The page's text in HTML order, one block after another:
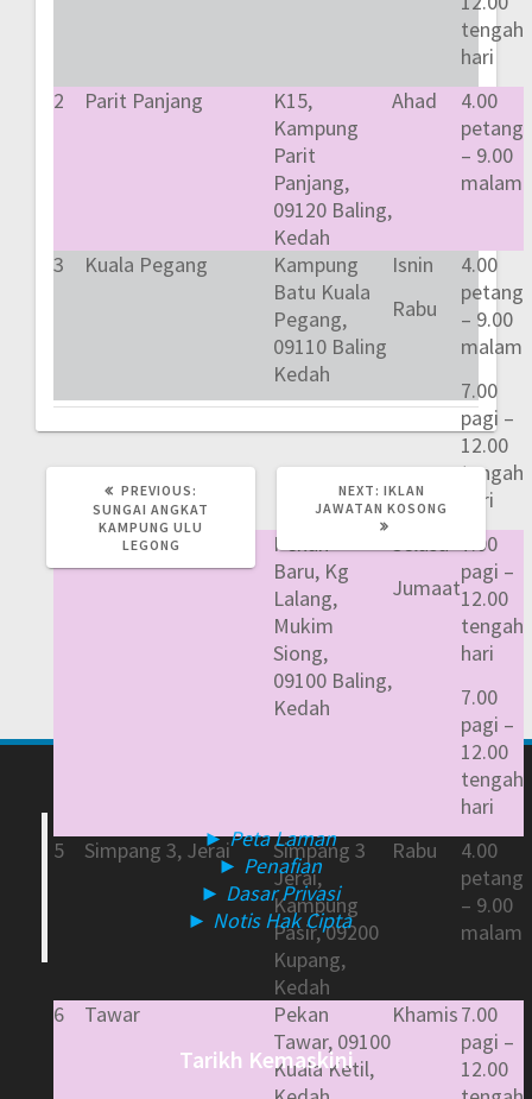
tengah
hari
2
Parit Panjang
K15,
Kampung
Parit
Panjang,
09120 Baling,
Kedah
Ahad
4.00
petang
– 9.00
malam
3 Kuala Pegang
Kampung
Batu Kuala
Pegang,
09110 Baling
Kedah
Isnin
Rabu
4.00
petang
– 9.00
malam
7.00
pagi –
12.00
tengah
hari
Kampung Lalang
Pekan
Baru, Kg
Lalang,
Mukim
Siong,
09100 Baling,
Kedah
Selasa
Jumaat
7.00
pagi –
12.00
tengah
hari
7.00
pagi –
12.00
tengah
hari
5
Simpang 3, Jerai
Simpang 3
Jerai,
Kampung
Pasir, 09200
Kupang,
Kedah
Rabu
4.00
petang
– 9.00
malam
6 Tawar
Pekan
Tawar, 09100
Kuala Ketil,
Khamis7.00
pagi –
12.00
PREVIOUS:
POST:
SUNGAI ANGKAT
KAMPUNG ULU
LEGONG
NEXT: NEXT
POST:
IKLAN
JAWATAN KOSONG
► Peta Laman
► Penafian
► Dasar Privasi
► Notis Hak Cipta
Tarikh Kemaskini